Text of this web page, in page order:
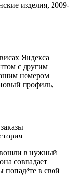
изделия, 2009-
Яндекса
с другим
номером
профиль,
вошли в нужный
совпадает
попадёте в свой